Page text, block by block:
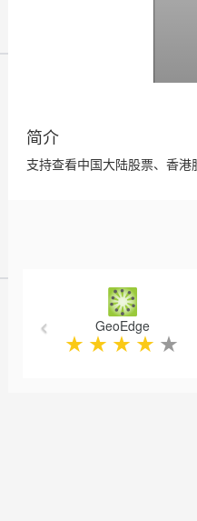
简介
支持查看中国大陆股票、香港
GeoEdge
★ ★ ★ ★ ★